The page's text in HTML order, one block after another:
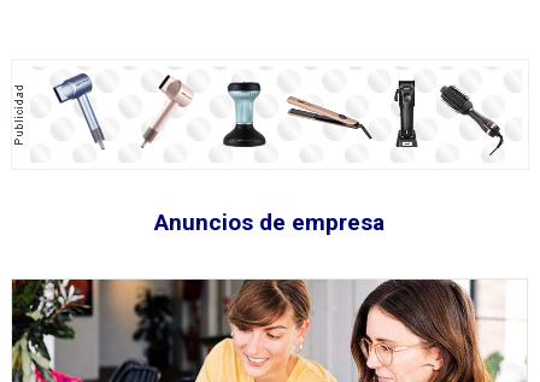
Anuncios de empresa